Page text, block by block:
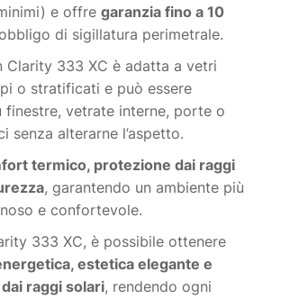
e offregaranzia fino a 10
di sigillatura perimetrale.
Clarity 333 XC è adatta a vetri
o stratificati e può essere
finestre, vetrate interne, porte o
senza alterarne l’aspetto.
termico, protezione dai raggi
, garantendo un ambiente più
e confortevole.
333 XC, è possibile ottenere
estetica elegante e
raggi solari, rendendo ogni